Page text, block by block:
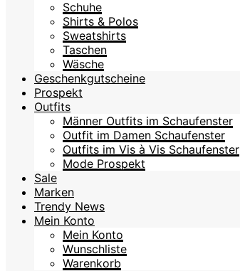
Schuhe
Shirts & Polos
Sweatshirts
Taschen
Wäsche
Geschenkgutscheine
Prospekt
Outfits
Männer Outfits im Schaufenster
Outfit im Damen Schaufenster
Outfits im Vis à Vis Schaufenster
Mode Prospekt
Sale
Marken
Trendy News
Mein Konto
Mein Konto
Wunschliste
Warenkorb